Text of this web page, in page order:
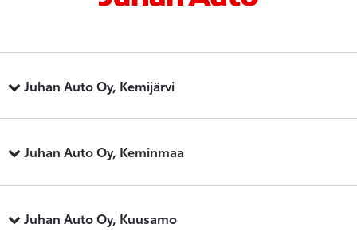
Juhan Auto Oy, Kemijärvi
Juhan Auto Oy, Keminmaa
Juhan Auto Oy, Kuusamo